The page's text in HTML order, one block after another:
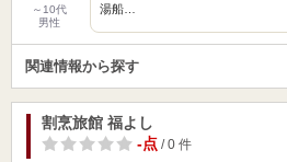
～10代
男性
湯船…
関連情報から探す
割烹旅館 福よし
-点/ 0 件